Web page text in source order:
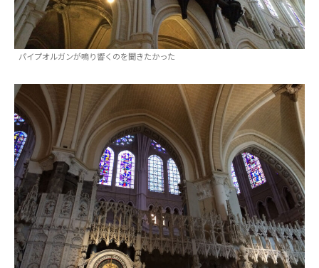
パイプオルガンが鳴り響くのを聞きたかった